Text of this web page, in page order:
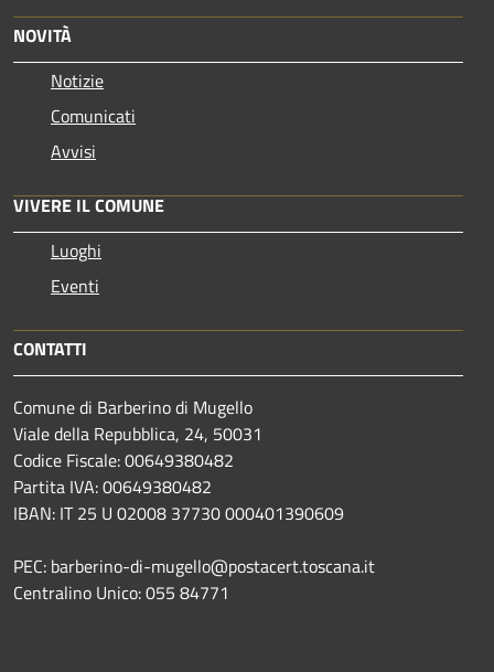
NOVITÀ
Notizie
Comunicati
Avvisi
VIVERE IL COMUNE
Luoghi
Eventi
CONTATTI
Comune di Barberino di Mugello
Viale della Repubblica, 24, 50031
Codice Fiscale: 00649380482
Partita IVA: 00649380482
IBAN: IT 25 U 02008 37730 000401390609
PEC: barberino-di-mugello@postacert.toscana.it
Centralino Unico: 055 84771